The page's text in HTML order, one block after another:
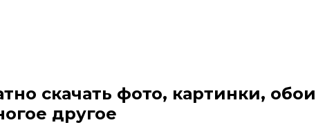
скачать фото, картинки,
другое